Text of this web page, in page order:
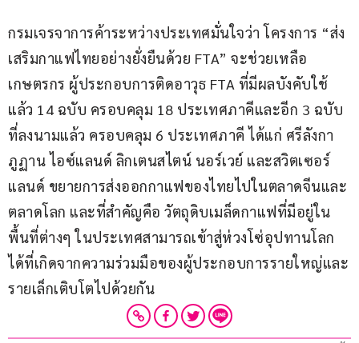
กรมเจรจาการค้าระหว่างประเทศมั่นใจว่า โครงการ “ส่ง
เสริมกาแฟไทยอย่างยั่งยืนด้วย FTA” จะช่วยเหลือ
เกษตรกร ผู้ประกอบการติดอาวุธ FTA ที่มีผลบังคับใช้
แล้ว 14 ฉบับ ครอบคลุม 18 ประเทศภาคีและอีก 3 ฉบับ
ที่ลงนามแล้ว ครอบคลุม 6 ประเทศภาคี ได้แก่ ศรีลังกา
ภูฏาน ไอซ์แลนด์ ลิกเตนสไตน์ นอร์เวย์ และสวิตเซอร์
แลนด์ ขยายการส่งออกกาแฟของไทยไปในตลาดจีนและ
ตลาดโลก และที่สำคัญคือ วัตถุดิบเมล็ดกาแฟที่มีอยู่ใน
พื้นที่ต่างๆ ในประเทศสามารถเข้าสู่ห่วงโซ่อุปทานโลก
ได้ที่เกิดจากความร่วมมือของผู้ประกอบการรายใหญ่และ
รายเล็กเติบโตไปด้วยกัน